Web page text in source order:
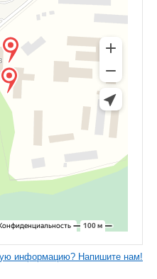
информацию? Напишите нам!